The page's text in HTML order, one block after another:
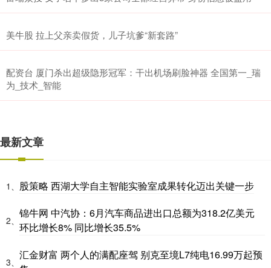
美牛股 拉上父亲卖假货，儿子坑爹“新套路”
配资台 厦门杀出超级隐形冠军：干出机场刷脸神器 全国第一_瑞
为_技术_智能
最新文章
1、 股策略 西湖大学自主智能实验室成果转化迈出关键一步
2、
锦牛网 中汽协：6月汽车商品进出口总额为318.2亿美元
环比增长8% 同比增长35.5%
3、
汇金财富 两个人的满配座驾 别克至境L7纯电16.99万起预